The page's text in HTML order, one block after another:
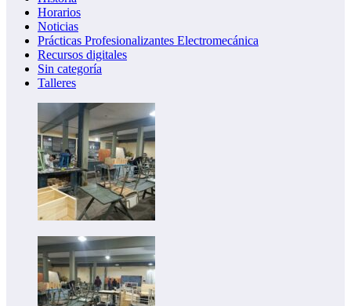
Horarios
Noticias
Prácticas Profesionalizantes Electromecánica
Recursos digitales
Sin categoría
Talleres